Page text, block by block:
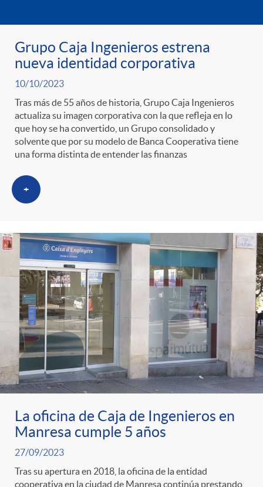
Grupo Caja Ingenieros estrena
nueva identidad corporativa
10/10/2023
Tras más de 55 años de historia, Grupo Caja Ingenieros
actualiza su imagen corporativa con la que refleja en lo
que hoy se ha convertido, un Grupo consolidado y
solvente que por su modelo de Banca Cooperativa tiene
una forma distinta de entender las finanzas
+
La oficina de Caja de Ingenieros en
Manresa cumple 5 años
27/09/2023
Tras su apertura en 2018, la oficina de la entidad
cooperativa en la ciudad de Manresa continúa prestando